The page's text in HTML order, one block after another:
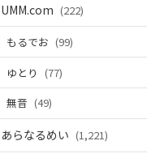
UMM.com (222)
もるでお (99)
ゆとり (77)
無音 (49)
あらなるめい (1,221)